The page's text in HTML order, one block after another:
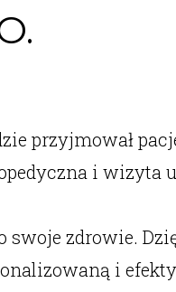
przyjmował
i wizyta
swoje zdrowie.
i